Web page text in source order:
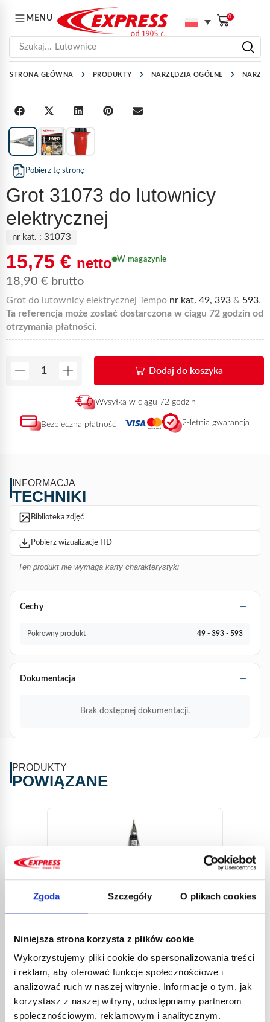
Zgoda Szczegóły O plikach cookies
Niniejsza strona korzysta z plików cookie
Wykorzystujemy pliki cookie do spersonalizowania treści
i reklam, aby oferować funkcje społecznościowe i
analizować ruch w naszej witrynie. Informacje o tym, jak
korzystasz z naszej witryny, udostępniamy partnerom
społecznościowym, reklamowym i analitycznym.
MENU 0
Szukaj... Lutownice
STRONA GŁÓWNA PRODUKTY NARZĘDZIA OGÓLNE
Pobierz tę stronę
Grot 31073 do lutownicy
elektrycznej
nr kat. : 31073
15,75 € netto
18,90 € brutto
W magazynie
Grot do lutownicy elektrycznej Tempo nr kat. 49, 393 & 593.
Ta referencja może zostać dostarczona w ciągu 72 godzin od
otrzymania płatności.
Dodaj do koszyka
Wysyłka w ciągu 72 godzin
Bezpieczna płatność 2-letnia gwarancja
INFORMACJA
TECHNIKI
Biblioteka zdjęć
Pobierz wizualizacje HD
Ten produkt nie wymaga karty charakterystyki
Cechy
Pokrewny produkt 49 - 393 - 593
Dokumentacja
Brak dostępnej dokumentacji.
PRODUKTY
POWIĄZANE
LUTOWNICA ELEKTRYCZNA
TEMPO 35 W NR KAT. 393